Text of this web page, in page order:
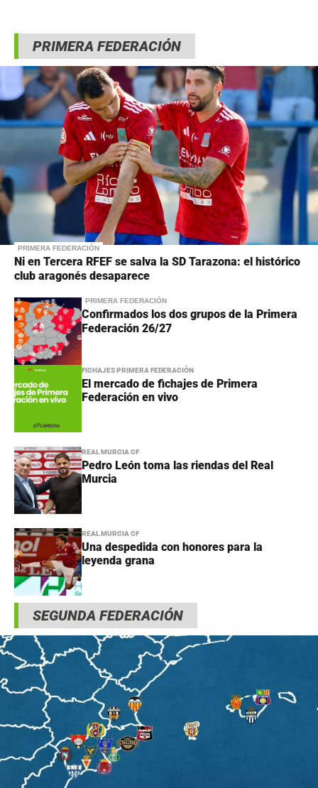
PRIMERA FEDERACIÓN
PRIMERA FEDERACIÓN
Ni en Tercera RFEF se salva la SD Tarazona: el histórico
club aragonés desaparece
PRIMERA FEDERACIÓN
Confirmados los dos grupos de la Primera
Federación 26/27
FICHAJES PRIMERA FEDERACIÓN
El mercado de fichajes de Primera
Federación en vivo
REAL MURCIA CF
Pedro León toma las riendas del Real
Murcia
REAL MURCIA CF
Una despedida con honores para la
leyenda grana
SEGUNDA FEDERACIÓN